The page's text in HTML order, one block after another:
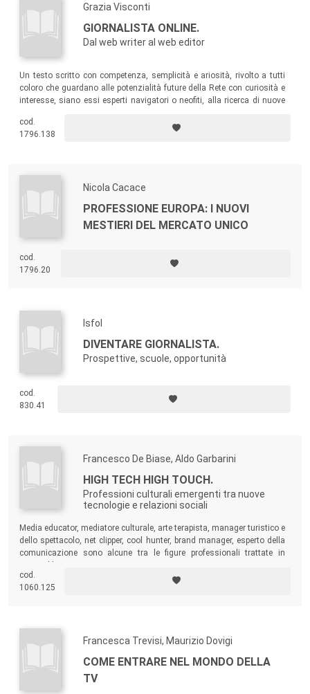
Grazia Visconti
GIORNALISTA ONLINE.
Dal web writer al web editor
Un testo scritto con competenza, semplicità e ariosità, rivolto a tutti
coloro che guardano alle potenzialità future della Rete con curiosità e
interesse, siano essi esperti navigatori o neofiti, alla ricerca di nuove
cod.
1796.138
Nicola Cacace
PROFESSIONE EUROPA: I NUOVI
MESTIERI DEL MERCATO UNICO
cod.
1796.20
Isfol
DIVENTARE GIORNALISTA.
Prospettive, scuole, opportunità
cod.
830.41
Francesco De Biase, Aldo Garbarini
HIGH TECH HIGH TOUCH.
Professioni culturali emergenti tra nuove
tecnologie e relazioni sociali
Media educator, mediatore culturale, arte terapista, manager turistico e
dello spettacolo, net clipper, cool hunter, brand manager, esperto della
comunicazione sono alcune tra le figure professionali trattate in
cod.
1060.125
Francesca Trevisi, Maurizio Dovigi
COME ENTRARE NEL MONDO DELLA
TV